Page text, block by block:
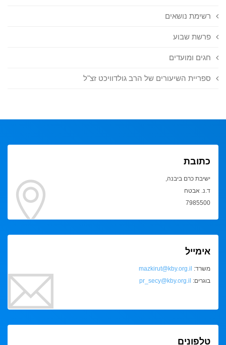
רשימת נושאים
פרשת שבוע
חגים ומועדים
ספריית השיעורים של הרב גולדוויכט זצ"ל
כתובת
ישיבת כרם ביבנה,
ד.נ. אבטח
7985500
אימייל
משרד: mazkirut@kby.org.il
בוגרים: pr_secy@kby.org.il
טלפונים